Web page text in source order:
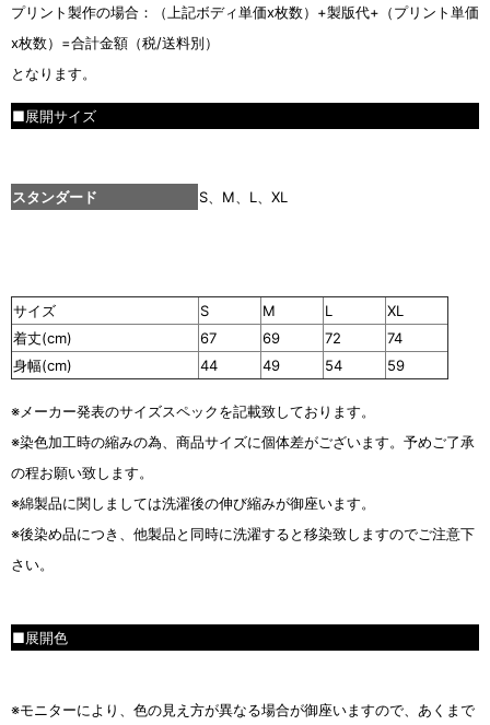
プリント製作の場合：（上記ボディ単価x枚数）+製版代+（プリント単価
x枚数）=合計金額（税/送料別）
となります。
■展開サイズ
スタンダード S、M、L、XL
サイズ S M L
XL
着丈(cm)
67 69 72
74
身幅(cm)
44 49 54 59
※メーカー発表のサイズスペックを記載致しております。
※染色加工時の縮みの為、商品サイズに個体差がございます。予めご了承
の程お願い致します。
※綿製品に関しましては洗濯後の伸び縮みが御座います。
※後染め品につき、他製品と同時に洗濯すると移染致しますのでご注意下
さい。
■展開色
※モニターにより、色の見え方が異なる場合が御座いますので、あくまで